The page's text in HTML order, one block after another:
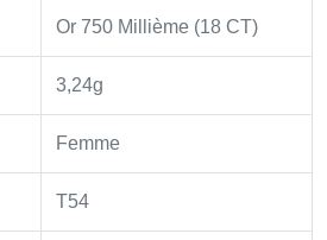
Or 750 Millième (18 CT)
3,24g
Femme
T54